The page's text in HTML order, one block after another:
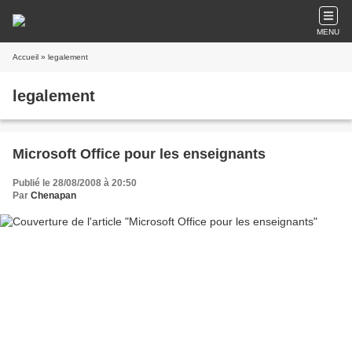
MENU
Accueil » legalement
legalement
Microsoft Office pour les enseignants
Publié le 28/08/2008 à 20:50
Par Chenapan